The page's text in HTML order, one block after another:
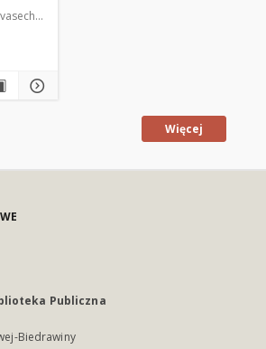
of Olga
Więcej
Publiczna
Biedrawiny